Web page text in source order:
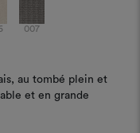
007
au tombé plein et
et en grande